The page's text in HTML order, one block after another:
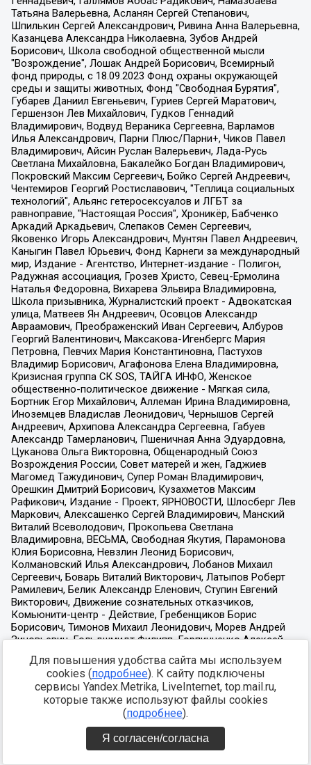
Для повышения удобства сайта мы используем
cookies (подробнее). К сайту подключены
сервисы Yandex.Metrika, LiveInternet, top.mail.ru,
которые также используют файлы cookies
(подробнее).
Я согласен/согласна